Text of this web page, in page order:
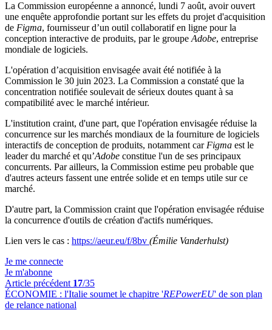
La Commission européenne a annoncé, lundi 7 août, avoir ouvert
une enquête approfondie portant sur les effets du projet d'acquisition
de Figma, fournisseur d’un outil collaboratif en ligne pour la
conception interactive de produits, par le groupe Adobe, entreprise
mondiale de logiciels.
L'opération d’acquisition envisagée avait été notifiée à la
Commission le 30 juin 2023. La Commission a constaté que la
concentration notifiée soulevait de sérieux doutes quant à sa
compatibilité avec le marché intérieur.
L'institution craint, d'une part, que l'opération envisagée réduise la
concurrence sur les marchés mondiaux de la fourniture de logiciels
interactifs de conception de produits, notamment car Figma est le
leader du marché et qu’Adobe constitue l'un de ses principaux
concurrents. Par ailleurs, la Commission estime peu probable que
d'autres acteurs fassent une entrée solide et en temps utile sur ce
marché.
D'autre part, la Commission craint que l'opération envisagée réduise
la concurrence d'outils de création d'actifs numériques.
Lien vers le cas : https://aeur.eu/f/8bv (Émilie Vanderhulst)
Je me connecte
Je m'abonne
Article précédent 17/35
ÉCONOMIE : l'Italie soumet le chapitre 'REPowerEU' de son plan
de relance national